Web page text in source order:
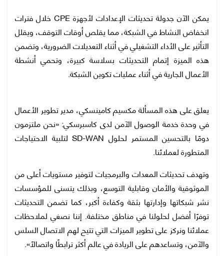
يمكن الآن جدولة تحديثات الإعدادات لأجهزة CPE خلال فترات
انخفاض النشاط في الشبكة، مما يقلص أوقات التوقف، ويقلل
التأثير على الأداء التشغيلي في أثناء التعديلات الضرورية، وتضمن
هذه الميزة إتمام التحديثات بسلاسة كبيرة، وتحمي أنشطة
الأعمال الجارية في أثناء عمليات تكوين الشبكة.
يعلق على هذه المسألة مكسيم كامينسكي، مدير تطوير الأعمال
في وحدة خدمة الوصول الآمن لدى كاسبرسكي: «نحن ملتزمون
دومًا بالتحسين المستمر لحلول SD-WAN لتلبية الاحتياجات
المتطورة لعملائنا.
وتهدف تحديثات المعدات والبرمجيات لتوفير مستويات أعلى من
الموثوقية والأمان وقابلية التوسع، وبذلك يتسنى للمؤسسات
نشر شبكاتها وإدارتها بثقة وكفاءة أكبر، كما تضمن التحديثات
توفرًا أفضل لحلولنا في مناطق مختلفة. إننا نصغي لملاحظات
عملائنا ونركز على تطوير الميزات التي تتيح لهم الاتصال السلس
والآمن، وتساعدهم على الريادة في عالم أكثر ترابطًا واتصالًا».